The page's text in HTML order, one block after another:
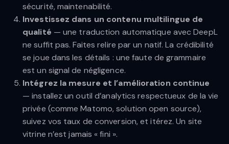
sécurité, maintenabilité.
Investissez dans un contenu multilingue de
qualité — une traduction automatique avec DeepL
ne suffit pas. Faites relire par un natif. La crédibilité
se joue dans les détails : une faute de grammaire
est un signal de négligence.
Intégrez la mesure et l’amélioration continue
— installez un outil d’analytics respectueux de la vie
privée (comme Matomo, solution open source),
suivez vos taux de conversion, et itérez. Un site
vitrine n’est jamais « fini ».